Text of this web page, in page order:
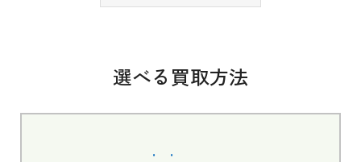
選べる買取方法